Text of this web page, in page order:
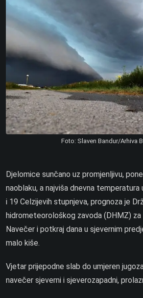
Foto: Slaven Bandur/Arhiva
Djelomice sunčano uz promjenljivu,
naoblaku, a najviša dnevna
i 19 Celzijevih stupnjeva, prognoza je
hidrometeorološkog zavoda (DHMZ)
Navečer i potkraj dana u sjevernim
malo kiše.
Vjetar prijepodne slab do umjeren
navečer sjeverni i sjeverozapadni,